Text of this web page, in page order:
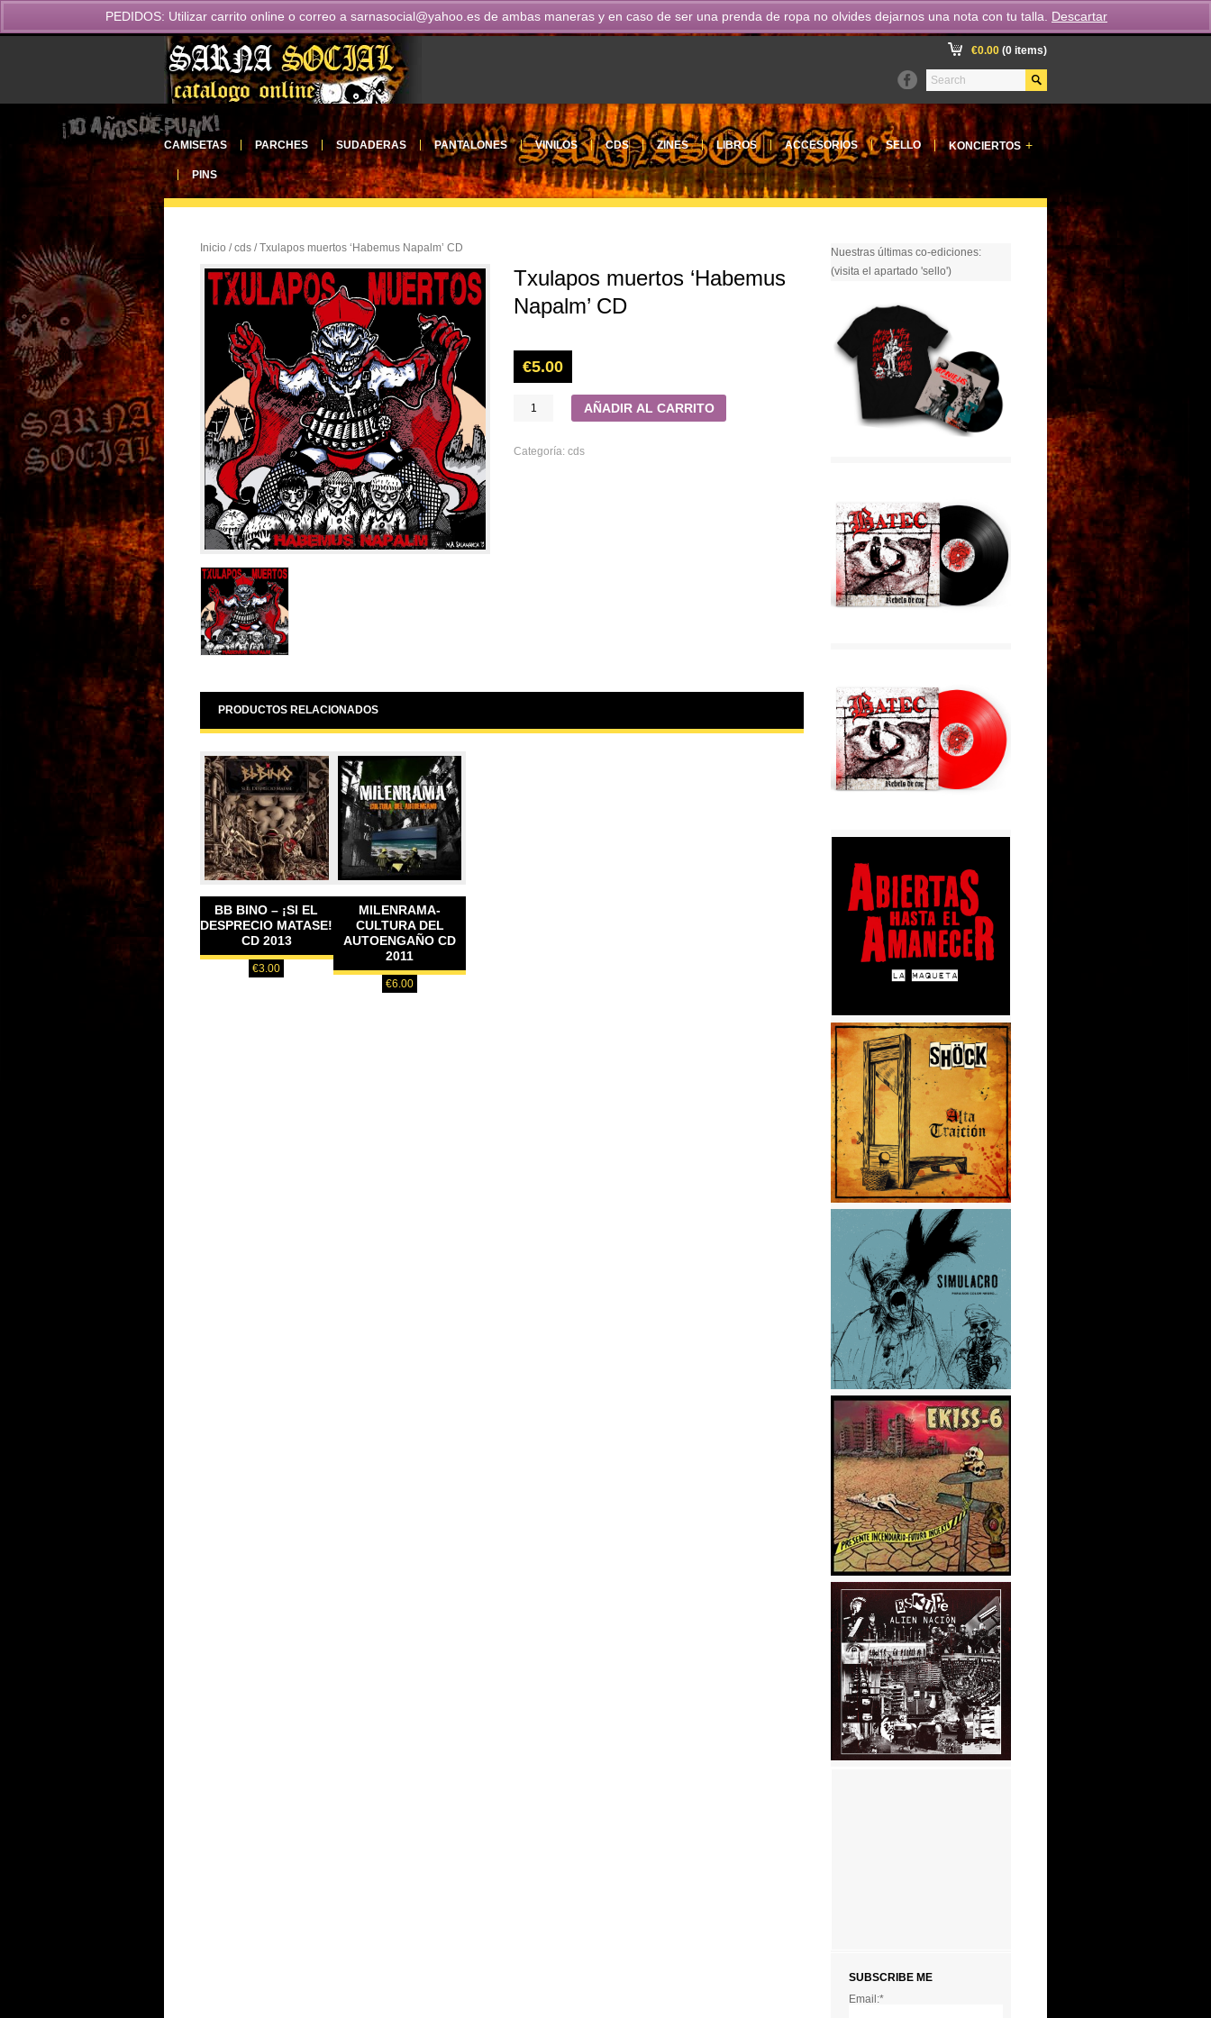
€0.00 (0 items)
CAMISETAS PARCHES SUDADERAS PANTALONES VINILOS CDS ZINES LIBROS ACCESORIOS SELLO KONCIERTOS +
PINS
Inicio /cds / Txulapos muertos ‘Habemus Napalm’ CD
Txulapos muertos ‘Habemus
Napalm’ CD
€5.00
AÑADIR AL CARRITO
Categoría:cds
PRODUCTOS RELACIONADOS
BB BINO – ¡SI EL
DESPRECIO MATASE!
CD 2013
€3.00
MILENRAMA-
CULTURA DEL
AUTOENGAÑO CD
2011
€6.00
Nuestras últimas co-ediciones:
(visita el apartado 'sello')
SUBSCRIBE ME
Email:*
PEDIDOS: Utilizar carrito online o correo a sarnasocial@yahoo.es de ambas maneras y en caso de ser una prenda de ropa no olvides dejarnos una nota con tu talla. Descartar